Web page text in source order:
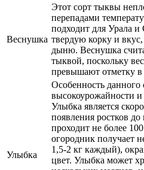
Веснушка
Этот сорт тыквы
перепадами
подходит для Урала
твердую корку и
дыню. Веснушка
тыквой, поскольку
превышают отметку в
Улыбка
Особенность данного
высокоурожайности
Улыбка является
появления ростков
проходит не более
огородник получает
1,5-2 кг каждый),
цвет. Улыбка может